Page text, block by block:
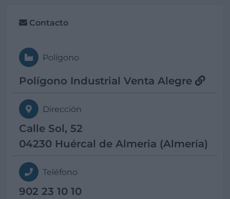
Contacto
Polígono
Polígono Industrial Venta Alegre
Dirección
Calle Sol, 52
04230 Huércal de Almeria (Almería)
Teléfono
902 23 10 10